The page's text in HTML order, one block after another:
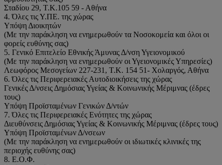
Σταδίου 29, Τ.Κ.105 59 - Αθήνα
4. Όλες τις Υ.ΠΕ. της χώρας
Υπόψη Διοικητών
(Με την παράκληση να ενημερωθούν τα Νοσοκομεία και όλοι οι
φορείς ευθύνης σας)
5. Γενικό Επιτελείο Εθνικής Άμυνας Δ/νση Υγειονομικού
(Με την παράκληση να ενημερωθούν οι Υγειονομικές Υπηρεσίες)
Λεωφόρος Μεσογείων 227-231, Τ.Κ. 154 51- Χολαργός, Αθήνα
6. Όλες τις Περιφερειακές Αυτοδιοικήσεις της χώρας
Γενικές Δ/νσεις Δημόσιας Υγείας & Κοινωνικής Μέριμνας (έδρες
τους)
Υπόψη Προϊσταμένων Γενικών Δ/ντών
7. Όλες τις Περιφερειακές Ενότητες της χώρας
Διευθύνσεις Δημόσιας Υγείας & Κοινωνικής Μέριμνας (έδρες τους)
Υπόψη Προϊσταμένων Δ/νσεων
(Με την παράκληση να ενημερωθούν οι ιδιωτικές κλινικές της
περιοχής ευθύνης σας)
8. Ε.Ο.Φ.